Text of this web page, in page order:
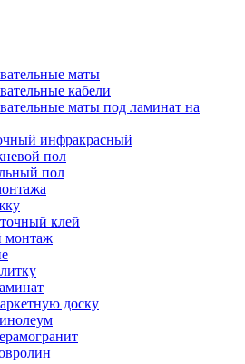
маты
кабели
маты под ламинат на
инфракрасный
пол
пол
клей
монтаж
доску